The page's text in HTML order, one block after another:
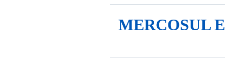
MERCOSUL